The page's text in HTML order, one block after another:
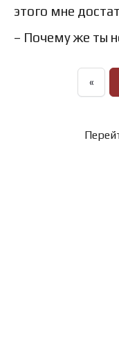
этого мне
– Почему же ты
«